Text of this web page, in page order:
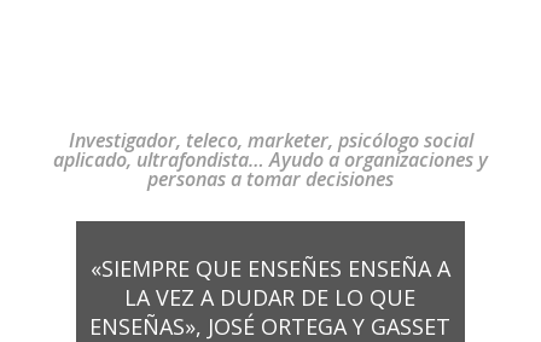
Investigador, teleco, marketer, psicólogo social
aplicado, ultrafondista… Ayudo a organizaciones y
personas a tomar decisiones
«SIEMPRE QUE ENSEÑES ENSEÑA A
LA VEZ A DUDAR DE LO QUE
ENSEÑAS», JOSÉ ORTEGA Y GASSET